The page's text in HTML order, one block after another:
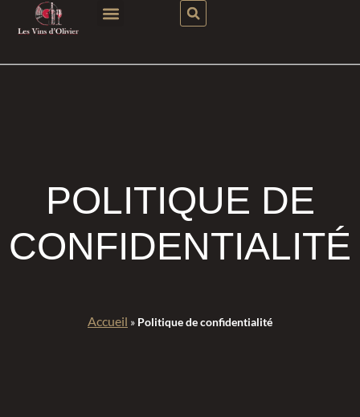
POLITIQUE DE
CONFIDENTIALITÉ
Accueil » Politique de confidentialité